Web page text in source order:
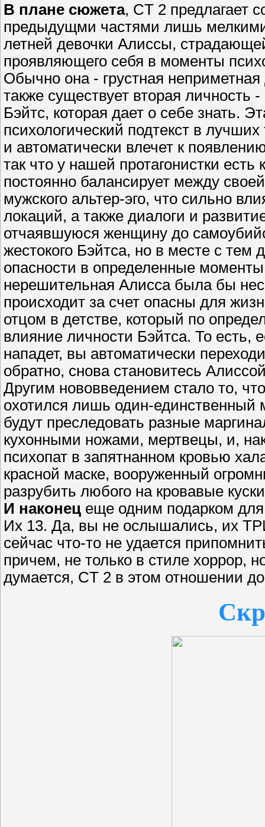
В плане сюжета, CT 2 предлагает
предыдущми частями лишь
летней девочки Алиссы,
проявляющего себя в моменты
Обычно она - грустная
также существует вторая личность
Бэйтс, которая дает о себе знать.
психологический подтекст в
и автоматически влечет к
так что у нашей протагонистки
постоянно балансирует между
мужского альтер-эго, что сильно
локаций, а также диалоги и
отчаявшуюся женщину до
жестокого Бэйтса, но в месте с тем
опасности в определенные
нерешительная Алисса была бы
происходит за счет опасны для
отцом в детстве, который по
влияние личности Бэйтса. То есть,
нападет, вы автоматически
обратно, снова становитесь
Другим нововведением стало то,
охотился лишь один-единственный
будут преследовать разные
кухонными ножами, мертвецы, и,
психопат в запятнанном кровью
красной маске, вооруженный
разрубить любого на кровавые
И наконец еще одним подарком для
Их 13. Да, вы не ослышались, их
сейчас что-то не удается
причем, не только в стиле хоррор,
думается, CT 2 в этом отношении